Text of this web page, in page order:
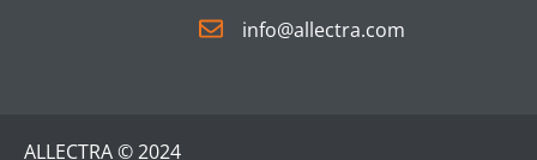
info@allectra.com
ALLECTRA © 2024